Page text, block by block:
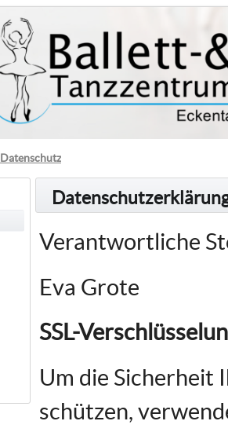
Datenschutz
Verantwortliche
Eva Grote
SSL-
Um die Sicherheit
schützen,